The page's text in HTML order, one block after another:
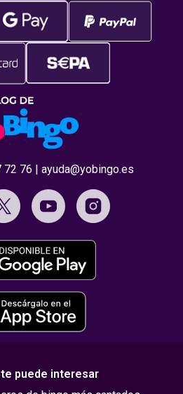
72 76 | ayuda@yobingo.es
puede interesar